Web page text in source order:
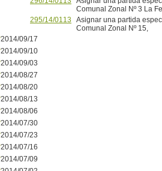
Comunal Zonal Nº 3 La
295/14/0113
Asignar una partida
Comunal Zonal Nº 15,
2014/09/17
2014/09/10
2014/09/03
2014/08/27
2014/08/20
2014/08/13
2014/08/06
2014/07/30
2014/07/23
2014/07/16
2014/07/09